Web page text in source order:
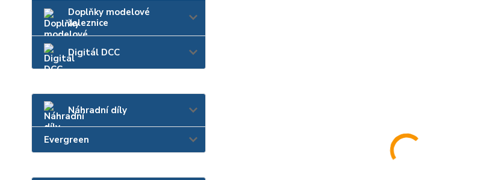
Doplňky modelové
železnice
Digitál DCC
Náhradní díly
Evergreen